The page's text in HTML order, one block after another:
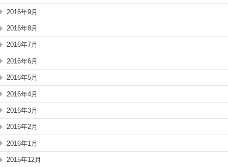
2016年9月
2016年8月
2016年7月
2016年6月
2016年5月
2016年4月
2016年3月
2016年2月
2016年1月
2015年12月